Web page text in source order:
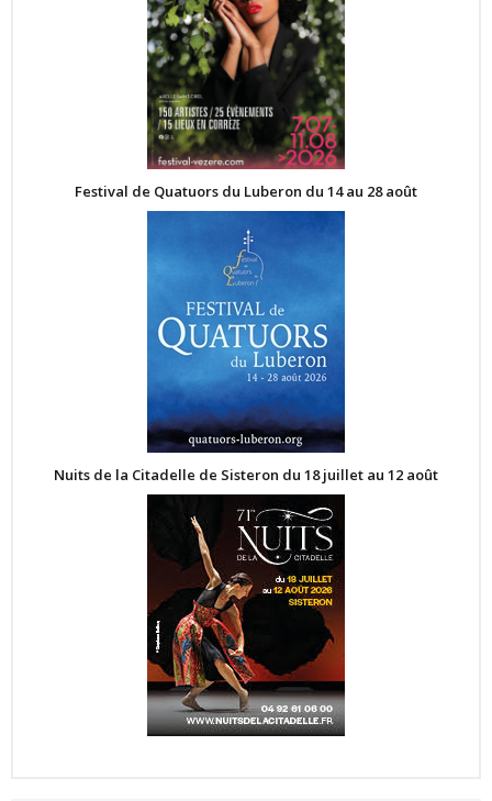
Festival de Quatuors du Luberon du 14 au 28 août
Nuits de la Citadelle de Sisteron du 18 juillet au 12 août